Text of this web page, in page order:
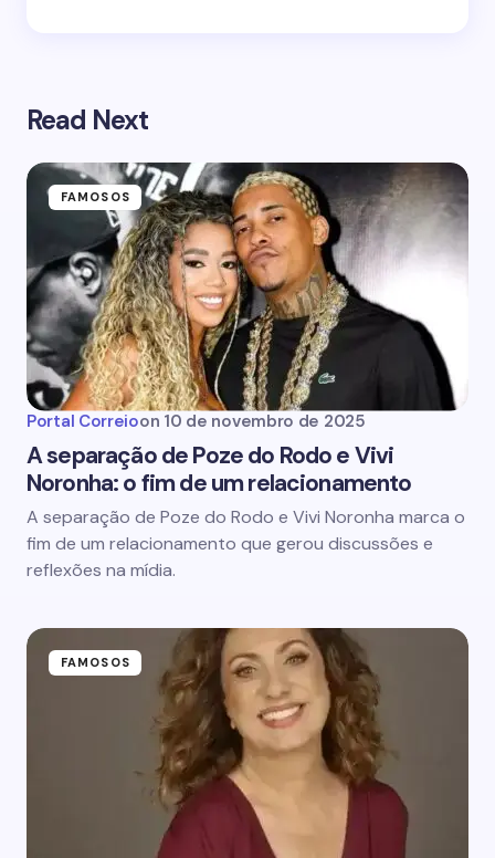
Read Next
FAMOSOS
Portal Correioon 10 de novembro de 2025
A separação de Poze do Rodo e Vivi
Noronha: o fim de um relacionamento
A separação de Poze do Rodo e Vivi Noronha marca o
fim de um relacionamento que gerou discussões e
reflexões na mídia.
FAMOSOS